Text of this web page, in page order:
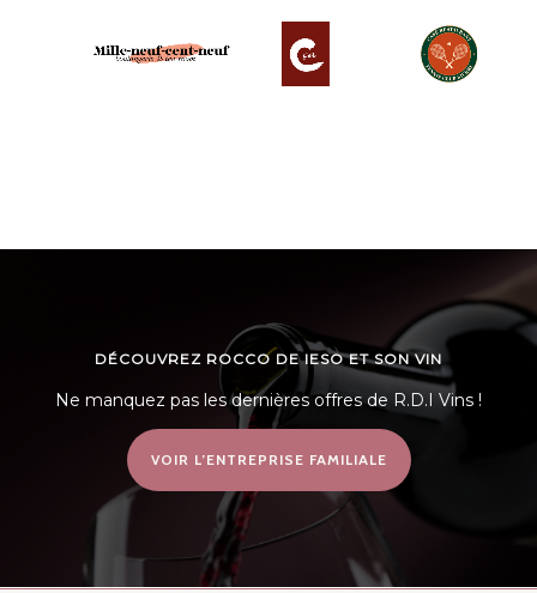
DÉCOUVREZ ROCCO DE IESO ET SON VIN
Ne manquez pas les dernières offres de R.D.I Vins !
VOIR L’ENTREPRISE FAMILIALE